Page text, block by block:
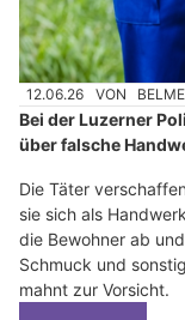
12.06.26 VON
Bei der Luzerner
über falsche
Die Täter
sie sich als
die Bewohner ab
Schmuck und
mahnt zur Vorsicht.